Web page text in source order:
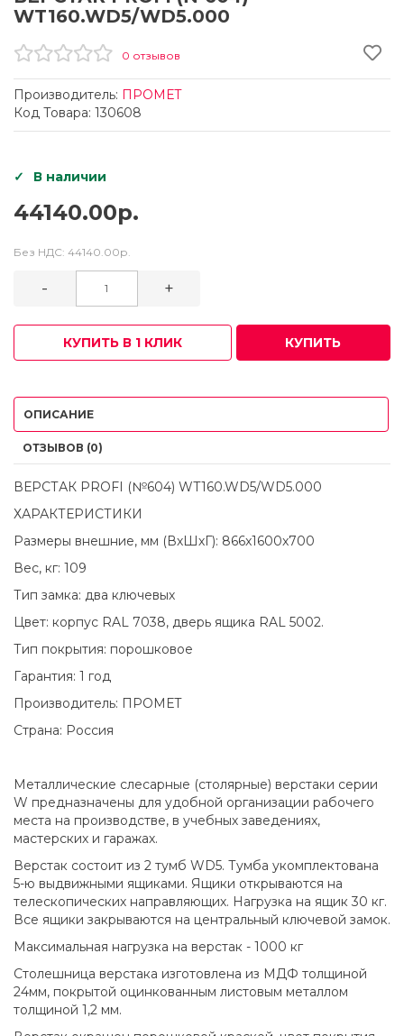
WT160.WD5/WD5.000
0 отзывов
Производитель: ПРОМЕТ
Код Товара: 130608
В наличии
44140.00р.
Без НДС: 44140.00р.
- +
КУПИТЬ В 1 КЛИК КУПИТЬ
ОПИСАНИЕ
ОТЗЫВОВ (0)
ВЕРСТАК PROFI (№604) WT160.WD5/WD5.000
ХАРАКТЕРИСТИКИ
Размеры внешние, мм (ВхШхГ): 866x1600x700
Вес, кг: 109
Тип замка: два ключевых
Цвет: корпус RAL 7038, дверь ящика RAL 5002.
Тип покрытия: порошковое
Гарантия: 1 год
Производитель: ПРОМЕТ
Страна: Россия
Металлические слесарные (столярные) верстаки серии
W предназначены для удобной организации рабочего
места на производстве, в учебных заведениях,
мастерских и гаражах.
Верстак состоит из 2 тумб WD5. Тумба укомплектована
5-ю выдвижными ящиками. Ящики открываются на
телескопических направляющих. Нагрузка на ящик 30 кг.
Все ящики закрываются на центральный ключевой замок.
Максимальная нагрузка на верстак - 1000 кг
Столешница верстака изготовлена из МДФ толщиной
24мм, покрытой оцинкованным листовым металлом
толщиной 1,2 мм.